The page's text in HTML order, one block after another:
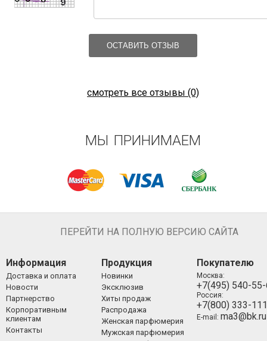
ОСТАВИТЬ ОТЗЫВ
смотреть все отзывы (0)
МЫ ПРИНИМАЕМ
ПЕРЕЙТИ НА ПОЛНУЮ ВЕРСИЮ САЙТА
Информация
Доставка и оплата
Новости
Партнерство
Корпоративным
клиентам
Контакты
Продукция
Новинки
Эксклюзив
Хиты продаж
Распродажа
Женская парфюмерия
Мужская парфюмерия
Покупателю
Москва:
+7(495) 540-
Россия:
+7(800) 333-
E-mail: ma3@bk.ru